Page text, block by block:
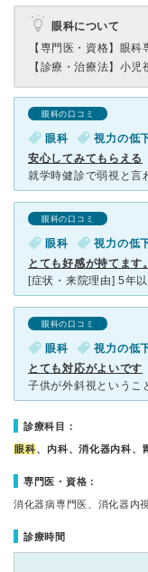
眼科について
【専門医・資格】 眼科
【診療・治療法】 小児
眼科の口コミ
眼科 視力の低
安心してみてもらえる
眼科の口コミ
眼科 視力の低
とても好感が持てます。
眼科の口コミ
眼科 視力の低
とても対応がよいです
診療科目：
眼科、内科、消化器内科、
専門医・資格：
消化器病専門医、消化器内
診療時間